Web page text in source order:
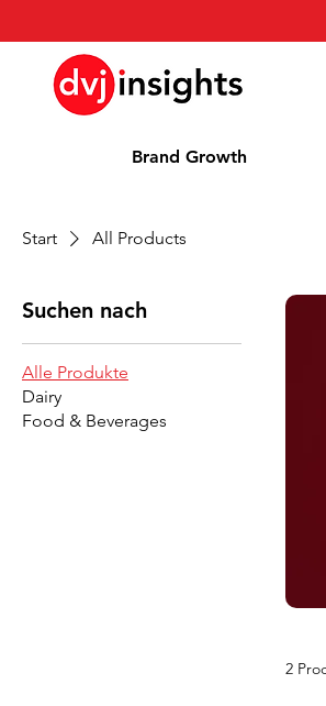
Brand Growth
Start All Products
Suchen nach
Alle Produkte
Dairy
Food & Beverages
2